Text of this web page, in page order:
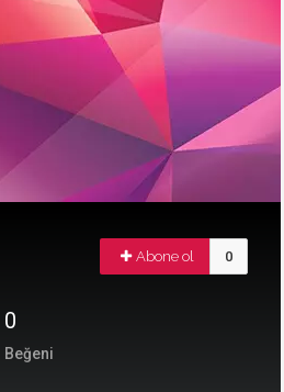
Abone ol 0
0
Beğeni